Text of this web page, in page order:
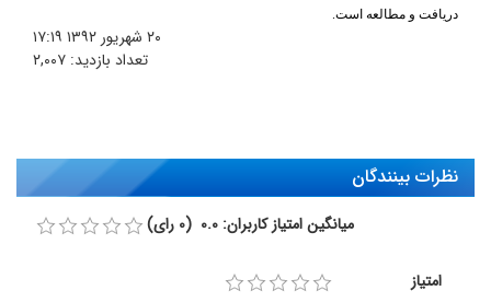
دریافت و مطالعه است.
۲۰ شهریور ۱۳۹۲
۱۷:۱۹
تعداد بازدید: ۲,۰۰۷
نظرات بینندگان
میانگین امتیاز کاربران: 0.0 (0 رای)
امتیاز